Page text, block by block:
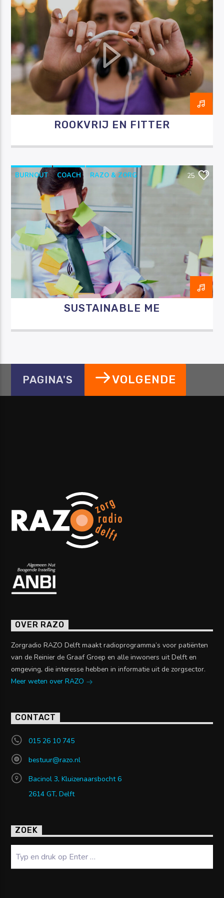
ROKEN
ROOKVRIJ
ROOKVRIJENFITTER
STOPPENMETROKEN
ROOKVRIJ EN FITTER
BURNOUT COACH
RAZO & ZORG
STRESS
VEERKRACHT
25
SUSTAINABLE ME
PAGINA'S VOLGENDE
OVER RAZO
Zorgradio RAZO Delft maakt radioprogramma’s voor patiënten
van de Reinier de Graaf Groep en alle inwoners uit Delft en
omgeving, die interesse hebben in informatie uit de zorgsector.
Meer weten over RAZO
CONTACT
015 26 10 745
bestuur@razo.nl
Bacinol 3, Kluizenaarsbocht 6
2614 GT, Delft
ZOEK